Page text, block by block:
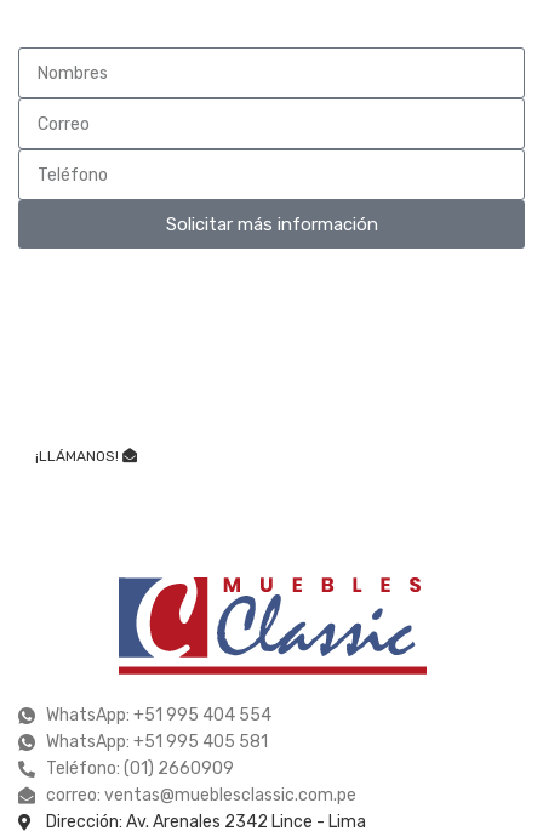
Solicitar más información
¡LLÁMANOS!
WhatsApp: +51 995 404 554
WhatsApp: +51 995 405 581
Teléfono: (01) 2660909
correo: ventas@mueblesclassic.com.pe
Dirección: Av. Arenales 2342 Lince - Lima